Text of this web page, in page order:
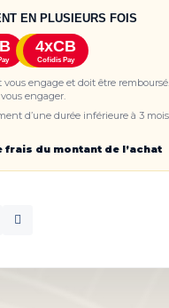
EN PLUSIEURS FOIS
4xCB
Cofidis Pay
vous engage et doit être
engager.
d’une durée inférieure à 3
frais du montant de l’achat